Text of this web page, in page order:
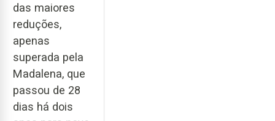
das maiores
reduções,
apenas
superada pela
Madalena, que
passou de 28
dias há dois